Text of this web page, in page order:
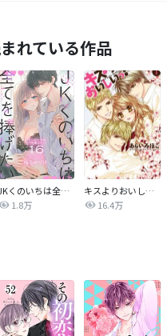
れている作品
JKくのいちは全てを捧げたい
1.8万
キスよりおいしいっ！
16.4万